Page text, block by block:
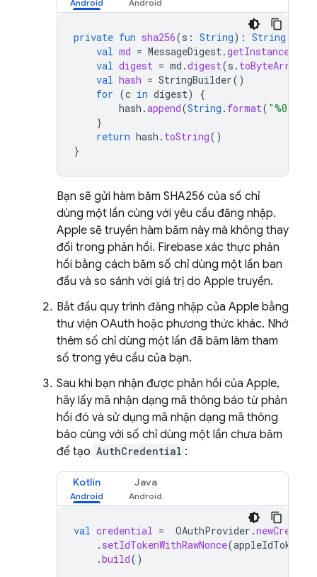
private fun sha256(s : String): String
val md = MessageDigest.getInstance
val digest = md .digest(s . toByteArray
val hash = StringBuilder()
for (c in digest)
{
hash .append(String . format( "%02x"
}
return hash . toString()
}
Bạn sẽ gửi hàm băm SHA256 của số chỉ
dùng một lần cùng với yêu cầu đăng nhập.
Apple sẽ truyền hàm băm này mà không thay
đổi trong phản hồi. Firebase xác thực phản
hồi bằng cách băm số chỉ dùng một lần ban
đầu và so sánh với giá trị do Apple truyền.
Bắt đầu quy trình đăng nhập của Apple bằng
thư viện OAuth hoặc phương thức khác. Nhớ
thêm số chỉ dùng một lần đã băm làm tham
số trong yêu cầu của bạn.
Sau khi bạn nhận được phản hồi của Apple,
hãy lấy mã nhận dạng mã thông báo từ phản
hồi đó và sử dụng mã nhận dạng mã thông
báo cùng với số chỉ dùng một lần chưa băm
để tạo AuthCredential :
Kotlin Java
val credential = OAuthProvider .
. setIdTokenWithRawNonce(appleIdToken
.build()